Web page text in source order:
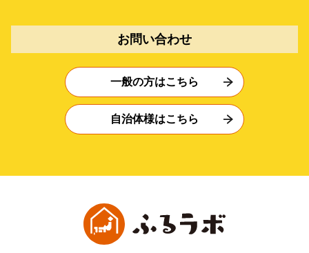
お問い合わせ
一般の方はこちら
自治体様はこちら